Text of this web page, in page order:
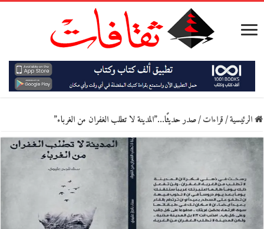
الرئيسية/قراءات/صدر حديثًا…”المدينة لا تطلب الغفران من الغرباء”